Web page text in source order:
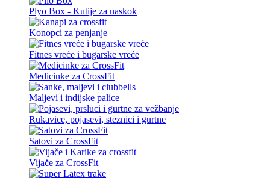
Plyo Box - Kutije za naskok
Konopci za penjanje
Fitnes vreće i bugarske vreće
Medicinke za CrossFit
Maljevi i indijske palice
Rukavice, pojasevi, steznici i gurtne
Satovi za CrossFit
Vijače za CrossFit